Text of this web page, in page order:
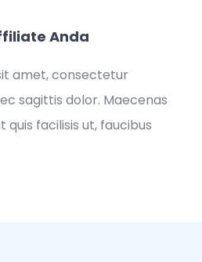
Anda
amet, consectetur
sagittis dolor. Maecenas
quis facilisis ut, faucibus